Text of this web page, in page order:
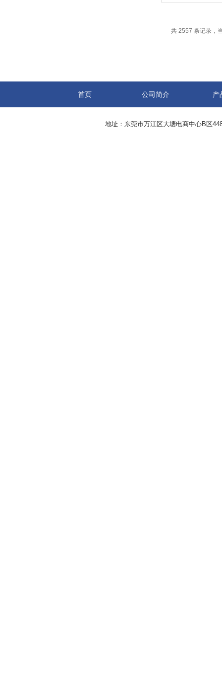
共 2557 条记录，
首页 公司简介 产
地址：东莞市万江区大塘电商中心B区